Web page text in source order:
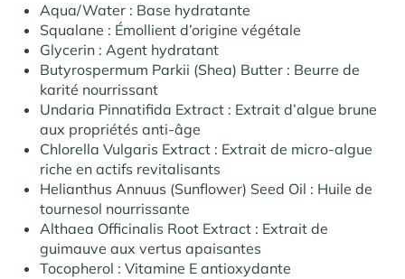
Aqua/Water : Base hydratante
Squalane : Émollient d’origine végétale
Glycerin : Agent hydratant
Butyrospermum Parkii (Shea) Butter : Beurre de
karité nourrissant
Undaria Pinnatifida Extract : Extrait d’algue brune
aux propriétés anti-âge
Chlorella Vulgaris Extract : Extrait de micro-algue
riche en actifs revitalisants
Helianthus Annuus (Sunflower) Seed Oil : Huile de
tournesol nourrissante
Althaea Officinalis Root Extract : Extrait de
guimauve aux vertus apaisantes
Tocopherol : Vitamine E antioxydante